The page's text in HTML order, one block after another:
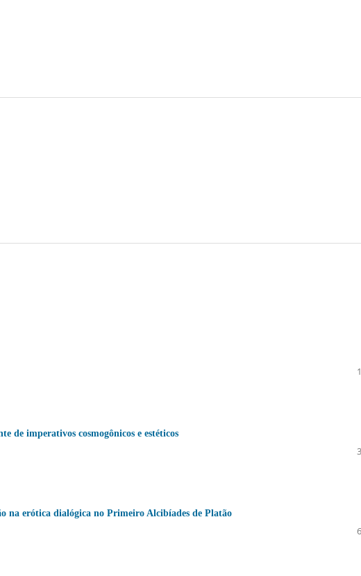
de imperativos cosmogônicos e estéticos
na erótica dialógica no Primeiro Alcibíades de Platão